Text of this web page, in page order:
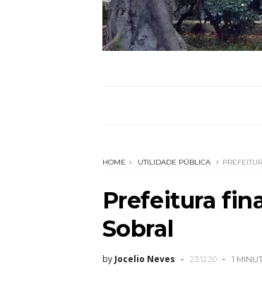
HOME UTILIDADE PÚBLICA
Prefeitura
Sobral
by Jocelio Neves 23.12.20 1